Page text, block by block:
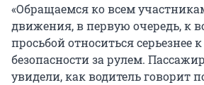
«Обращаемся ко всем
движения, в первую очередь, к
просьбой относиться серьезнее
безопасности за рулем.
увидели, как водитель говорит